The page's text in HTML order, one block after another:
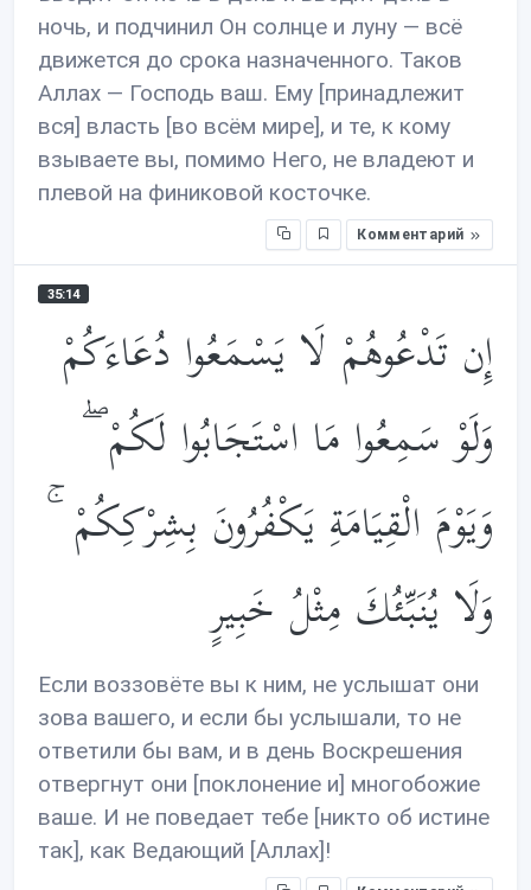
ночь, и подчинил Он солнце и луну — всё
движется до срока назначенного. Таков
Аллах — Господь ваш. Ему [принадлежит
вся] власть [во всём мире], и те, к кому
взываете вы, помимо Него, не владеют и
плевой на финиковой косточке.
Комментарий
35:14
إِن تَدْعُوهُمْ لَا يَسْمَعُوا دُعَاءَكُمْ
وَلَوْ سَمِعُوا مَا اسْتَجَابُوا لَكُمْ ۖ
وَيَوْمَ الْقِيَامَةِ يَكْفُرُونَ بِشِرْكِكُمْ ۚ
وَلَا يُنَبِّئُكَ مِثْلُ خَبِيرٍ
Если воззовёте вы к ним, не услышат они
зова вашего, и если бы услышали, то не
ответили бы вам, и в день Воскрешения
отвергнут они [поклонение и] многобожие
ваше. И не поведает тебе [никто об истине
так], как Ведающий [Аллах]!